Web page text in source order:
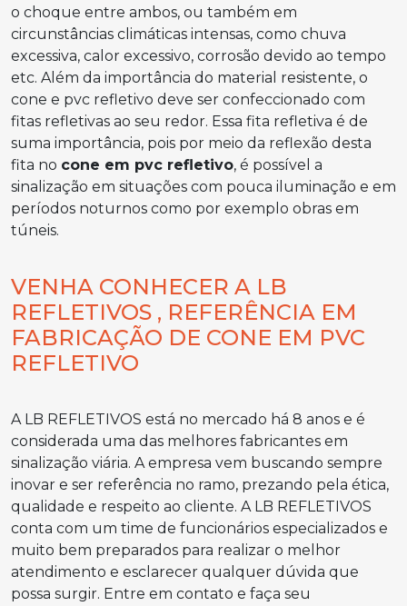
o choque entre ambos, ou também em
circunstâncias climáticas intensas, como chuva
excessiva, calor excessivo, corrosão devido ao tempo
etc. Além da importância do material resistente, o
cone e pvc refletivo deve ser confeccionado com
fitas refletivas ao seu redor. Essa fita refletiva é de
suma importância, pois por meio da reflexão desta
fita no cone em pvc refletivo, é possível a
sinalização em situações com pouca iluminação e em
períodos noturnos como por exemplo obras em
túneis.
VENHA CONHECER A LB
REFLETIVOS , REFERÊNCIA EM
FABRICAÇÃO DE CONE EM PVC
REFLETIVO
A LB REFLETIVOS está no mercado há 8 anos e é
considerada uma das melhores fabricantes em
sinalização viária. A empresa vem buscando sempre
inovar e ser referência no ramo, prezando pela ética,
qualidade e respeito ao cliente. A LB REFLETIVOS
conta com um time de funcionários especializados e
muito bem preparados para realizar o melhor
atendimento e esclarecer qualquer dúvida que
possa surgir. Entre em contato e faça seu